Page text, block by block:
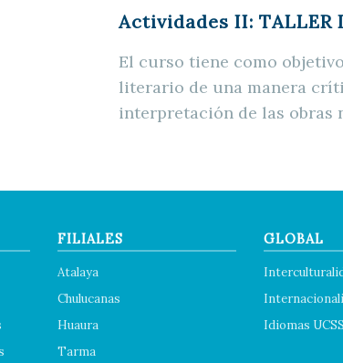
Actividades II: TALLER
El curso tiene como
literario de una manera
interpretación de las obras
FILIALES
Atalaya
Chulucanas
Huaura
Tarma
GLOBAL
Idiomas UCSS